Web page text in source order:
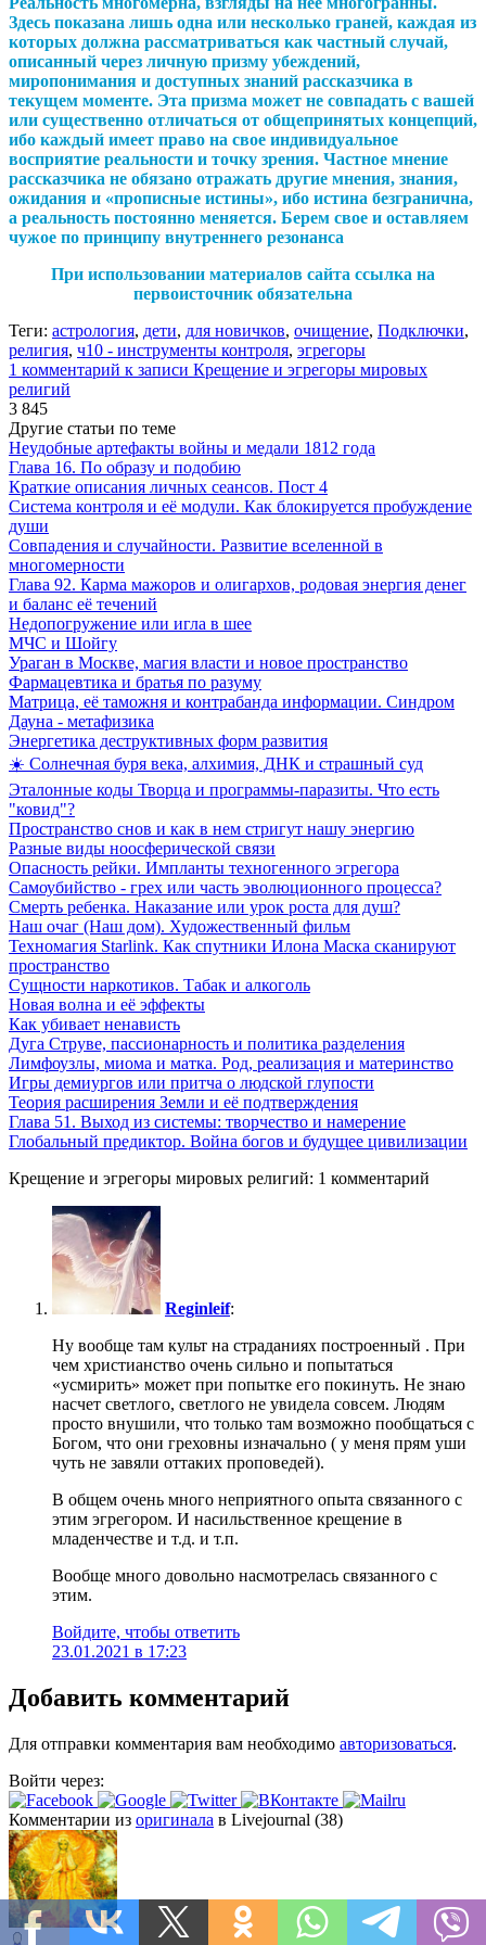
Здесь показана лишь одна или несколько граней, каждая из
которых должна рассматриваться как частный случай,
описанный через личную призму убеждений,
миропонимания и доступных знаний рассказчика в
текущем моменте. Эта призма может не совпадать с вашей
или существенно отличаться от общепринятых концепций,
ибо каждый имеет право на свое индивидуальное
восприятие реальности и точку зрения. Частное мнение
рассказчика не обязано отражать другие мнения, знания,
ожидания и «прописные истины», ибо истина безгранична,
а реальность постоянно меняется. Берем свое и оставляем
чужое по принципу внутреннего резонанса
При использовании материалов сайта ссылка на
первоисточник обязательна
Теги: астрология, дети, для новичков, очищение, Подключки,
религия, ч10 - инструменты контроля, эгрегоры
1 комментарий к записи Крещение и эгрегоры мировых
религий
3 845
Другие статьи по теме
Неудобные артефакты войны и медали 1812 года
Глава 16. По образу и подобию
Краткие описания личных сеансов. Пост 4
Система контроля и её модули. Как блокируется пробуждение
души
Совпадения и случайности. Развитие вселенной в
многомерности
Глава 92. Карма мажоров и олигархов, родовая энергия денег
и баланс её течений
Недопогружение или игла в шее
МЧС и Шойгу
Ураган в Москве, магия власти и новое пространство
Фармацевтика и братья по разуму
Матрица, её таможня и контрабанда информации. Синдром
Дауна - метафизика
Энергетика деструктивных форм развития
☀️ Солнечная буря века, алхимия, ДНК и страшный суд
Эталонные коды Творца и программы-паразиты. Что есть
"ковид"?
Пространство снов и как в нем стригут нашу энергию
Разные виды ноосферической связи
Опасность рейки. Импланты техногенного эгрегора
Самоубийство - грех или часть эволюционного процесса?
Смерть ребенка. Наказание или урок роста для душ?
Наш очаг (Наш дом). Художественный фильм
Техномагия Starlink. Как спутники Илона Маска сканируют
пространство
Сущности наркотиков. Табак и алкоголь
Новая волна и её эффекты
Как убивает ненависть
Дуга Струве, пассионарность и политика разделения
Лимфоузлы, миома и матка. Род, реализация и материнство
Игры демиургов или притча о людской глупости
Теория расширения Земли и её подтверждения
Глава 51. Выход из системы: творчество и намерение
Глобальный предиктор. Война богов и будущее цивилизации
Крещение и эгрегоры мировых религий: 1 комментарий
Reginleif:
Ну вообще там культ на страданиях построенный . При
чем христианство очень сильно и попытаться
«усмирить» может при попытке его покинуть. Не знаю
насчет светлого, светлого не увидела совсем. Людям
просто внушили, что только там возможно пообщаться с
Богом, что они греховны изначально ( у меня прям уши
чуть не завяли оттаких проповедей).
В общем очень много неприятного опыта связанного с
этим эгрегором. И насильственное крещение в
младенчестве и т.д. и т.п.
Вообще много довольно насмотрелась связанного с
этим.
Войдите, чтобы ответить
23.01.2021 в 17:23
Добавить комментарий
Для отправки комментария вам необходимо авторизоваться.
Войти через:
Комментарии из оригинала в Livejournal (38)